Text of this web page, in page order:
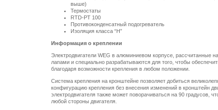
выше)
Термостаты
RTD-PT 100
Противоконденсатный подогреватель
Изоляция класса “H”
Информация о креплении
Электродвигатели WEG в алюминиевом корпусе, рассчитанные
лапами и специально разрабатываются для того, чтобы
благодаря возможности крепления в любом положении.
Система крепления на кронштейне позволяет добиться
конфигурацию крепления без внесения изменений в кронштейн
электродвигателя также может поворачиваться на 90 градусов,
любой стороны двигателя.